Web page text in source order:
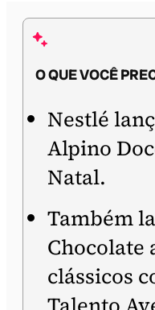
O QUE VOCÊ
Nestlé
Alpino
Natal.
Também
Chocolate
clássicos